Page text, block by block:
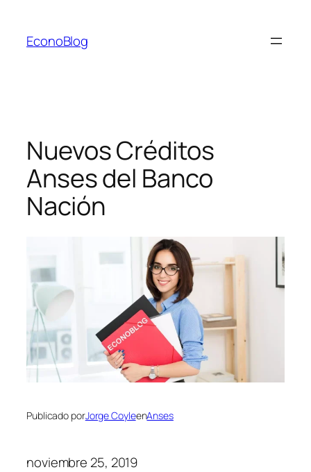
contenido
EconoBlog
Nuevos Créditos
Anses del Banco
Nación
Publicado porJorge CoyleenAnses
noviembre 25, 2019